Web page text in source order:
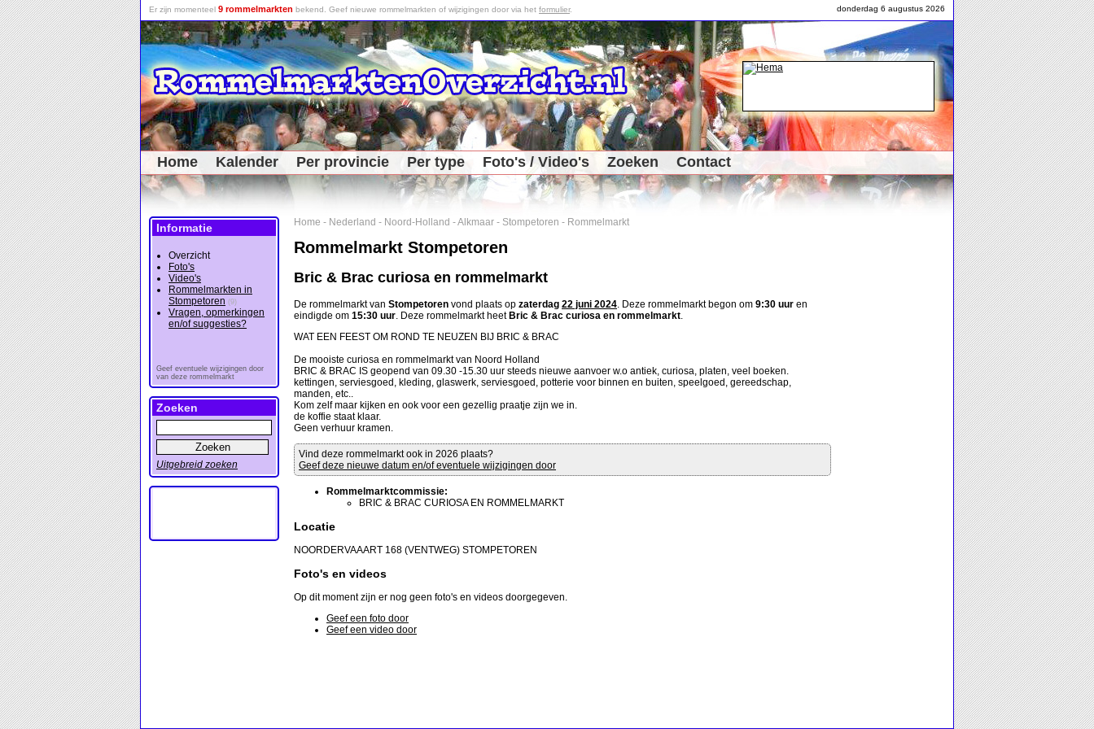
donderdag 6 augustus 2026
Er zijn momenteel 9 rommelmarkten bekend. Geef nieuwe rommelmarkten of wijzigingen door via het formulier.
Home Kalender Per provincie Per type Foto's / Video's Zoeken Contact
Home - Nederland - Noord-Holland -Alkmaar - Stompetoren - Rommelmarkt
Rommelmarkt Stompetoren
Bric & Brac curiosa en rommelmarkt
De rommelmarkt van Stompetoren vond plaats op zaterdag 22 juni 2024. Deze rommelmarkt begon om 9:30 uur en
eindigde om 15:30 uur. Deze rommelmarkt heet Bric & Brac curiosa en rommelmarkt.
WAT EEN FEEST OM ROND TE NEUZEN BIJ BRIC & BRAC
De mooiste curiosa en rommelmarkt van Noord Holland
BRIC & BRAC IS geopend van 09.30 -15.30 uur steeds nieuwe aanvoer w.o antiek, curiosa, platen, veel boeken.
kettingen, serviesgoed, kleding, glaswerk, serviesgoed, potterie voor binnen en buiten, speelgoed, gereedschap,
manden, etc..
Kom zelf maar kijken en ook voor een gezellig praatje zijn we in.
de koffie staat klaar.
Geen verhuur kramen.
Vind deze rommelmarkt ook in 2026 plaats?
Geef deze nieuwe datum en/of eventuele wijzigingen door
Rommelmarktcommissie:
BRIC & BRAC CURIOSA EN ROMMELMARKT
Locatie
NOORDERVAAART 168 (VENTWEG) STOMPETOREN
Foto's en videos
Op dit moment zijn er nog geen foto's en videos doorgegeven.
Geef een foto door
Geef een video door
Informatie
Overzicht
Foto's
Video's
Rommelmarkten in
Stompetoren (9)
Vragen, opmerkingen
en/of suggesties?
Geef eventuele wijzigingen door
van deze rommelmarkt
Zoeken
Uitgebreid zoeken